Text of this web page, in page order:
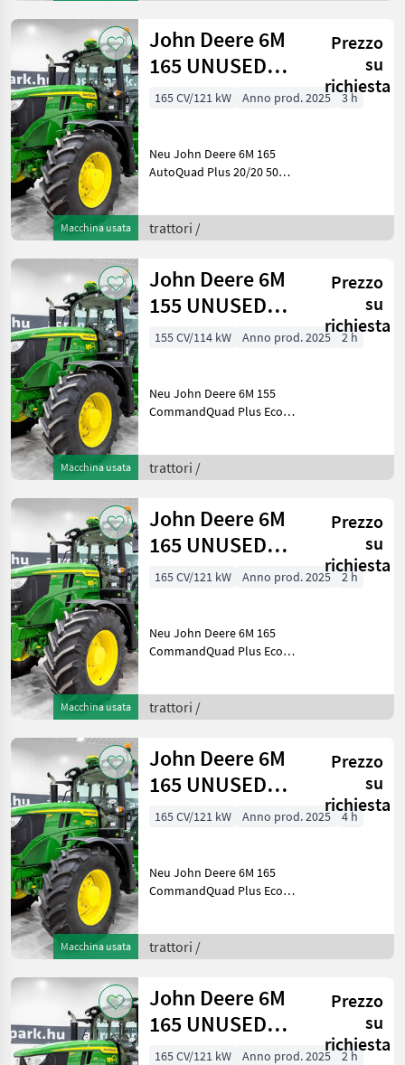
AutoTrac,
Trelleborg Ba
Macchina usata
John Deere 6M
165 UNUSED
AutoQuad Plus
transm
Prezzo
su
richiesta
165 CV/121 kW Anno prod. 2025 3 h
Neu John Deere 6M 165
AutoQuad Plus 20/20 50
SF7500 AutoTrac,
Druckluftbremsen, G5, LED,
trattori /
Macchina usata
John Deere 6M
155 UNUSED
CommandQuad
40 km/h
Prezzo
su
richiesta
155 CV/114 kW Anno prod. 2025 2 h
Neu John Deere 6M 155
CommandQuad Plus Eco
kabine, SF7500 AutoTrac,
druckluftbremse, LED, iTEC,
trattori /
Macchina usata
John Deere 6M
165 UNUSED
CommandQuad
40 km/h
Prezzo
su
richiesta
165 CV/121 kW Anno prod. 2025 2 h
Neu John Deere 6M 165
CommandQuad Plus Eco
SF7500 AutoTrac,
Druckluftbremse, iTEC,
Baujah
trattori /
Macchina usata
John Deere 6M
165 UNUSED
CommandQuad
40 km/h
Prezzo
su
richiesta
165 CV/121 kW Anno prod. 2025 4 h
Neu John Deere 6M 165
CommandQuad Plus Eco
SF7500 AutoTrac,
Druckluftbremse, iTEC,
Baujahr: 20
trattori /
John Deere 6M
165 UNUSED
CommandQuad
Prezzo
su
richiesta
165 CV/121 kW Anno prod. 2025 2 h